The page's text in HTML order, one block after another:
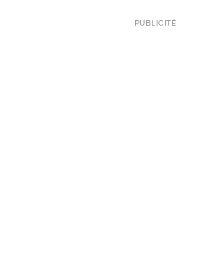
PUBLICITÉ